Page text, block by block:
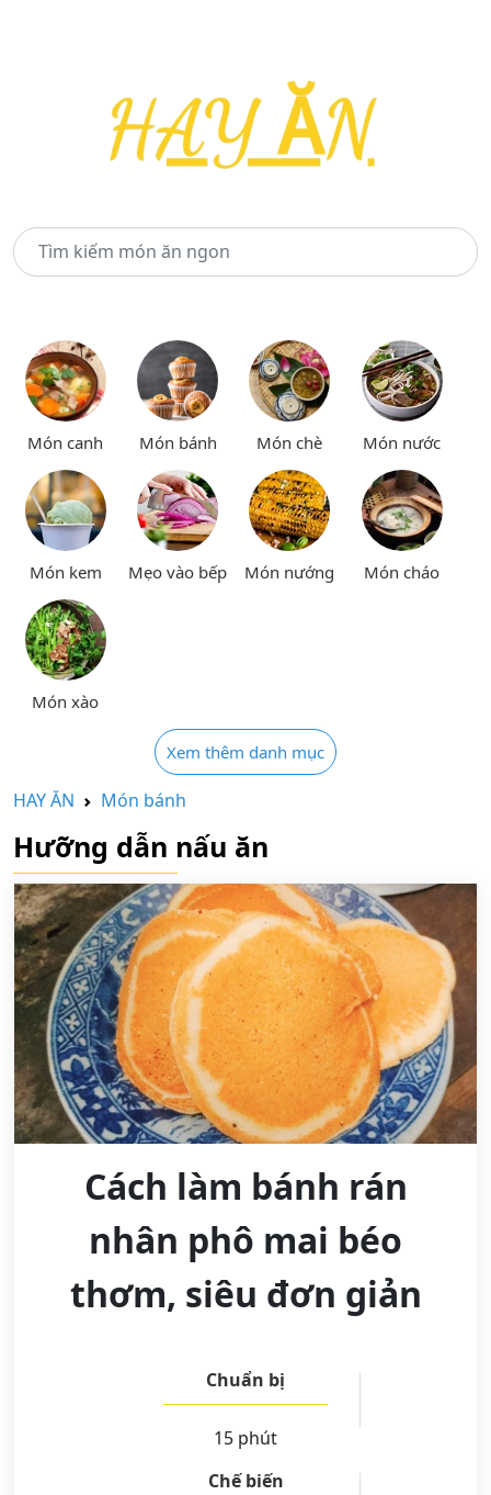
Món canh Món bánh Món chè Món nước
Món kem Mẹo vào bếp Món nướng Món cháo
Món xào
Xem thêm danh mục
HAY ĂN Món bánh
Hưỡng dẫn nấu ăn
Cách làm bánh rán
nhân phô mai béo
thơm, siêu đơn giản
Chuẩn bị
15 phút
Chế biến